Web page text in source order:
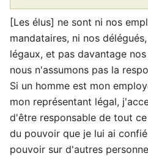
[Les élus] ne sont ni nos
mandataires, ni nos
légaux, et pas davantage
nous n'assumons pas la
Si un homme est mon
mon représentant légal,
d'être responsable de tout
du pouvoir que je lui ai
pouvoir sur d'autres